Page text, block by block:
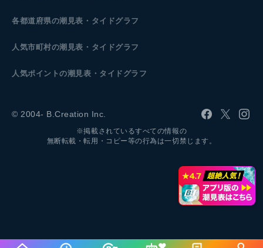
各都道府県の潮見表 ・タイドグラフ
人気市町村の潮見表・タイドグラフ
人気ポイントの潮見表・タイドグラフ
© 2004- B.Creation Inc.
※掲載されているすべての情報の
無断転載・転用・コピー等の行為は一切禁じます。